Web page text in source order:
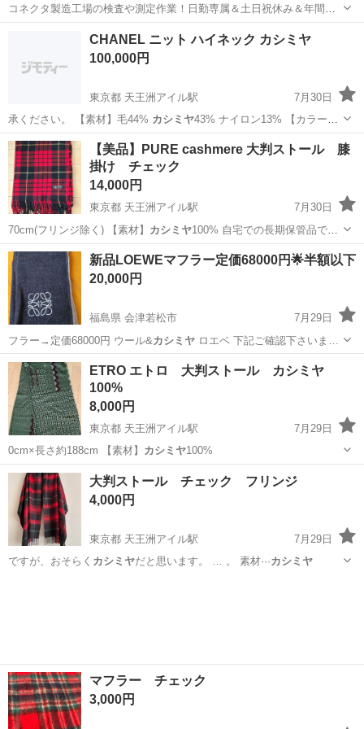
コネクタ製造工場の検査や測定作業！日勤専属＆土日祝休み＆年間休
日128日★クリーンルーム内作業★マイカー通勤OK＆無料駐車場あり
★就業先食堂利用可！日払い制度あり！《茨城県常陸大宮市》 人気の
工場のお仕事 ◇コネクタ製造工...
その他
CHANEL ニット ハイネック カシミヤ
100,000円
東京都 天王洲アイル駅
7月30日
承ください。 【素材】毛44% カシミヤ43% ナイロン13% 【カラー】
…東京 港区 天王洲アイル駅 カシミヤ
【美品】PURE cashmere 大判ストール 膝
掛け チェック
14,000円
東京都 天王洲アイル駅
7月30日
70cm(フリンジ除く) 【素材】 カシミヤ100% 自宅での長期保管品で
す。…
東京 港区 天王洲アイル駅 小物
新品LOEWEマフラー定価68000円🌟半額以下
20,000円
福島県 会津若松市
7月29日
フラー→定価68000円 ウール&カシミヤ ロエベ 下記ご確認下さいま…
福島 会津若松市 小物 LOEWE
ETRO エトロ 大判ストール カシミヤ
100%
8,000円
東京都 天王洲アイル駅
7月29日
0cm×長さ約188cm 【素材】 カシミヤ100%
東京 港区 天王洲アイル駅
大判ストール チェック フリンジ
4,000円
東京都 天王洲アイル駅
7月29日
ですが、おそらく カシミヤ だと思います。 … 。 素材···カシミヤ
マフラー チェック
3,000円